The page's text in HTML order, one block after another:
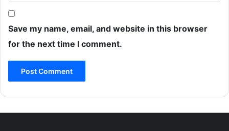
Save my name, email, and website in this browser
for the next time I comment.